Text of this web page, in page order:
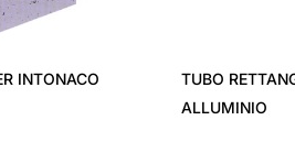
TUBO RETTANGOLARE IN